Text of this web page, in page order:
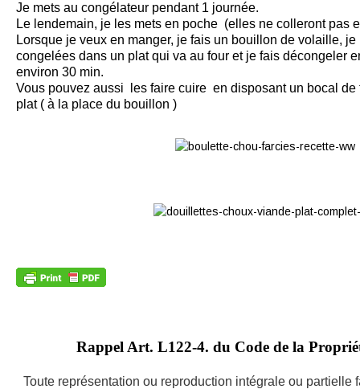
Je mets au congélateur pendant 1 journée.
Le lendemain, je les mets en poche (elles ne colleront pas
Lorsque je veux en manger, je fais un bouillon de volaille,
congelées dans un plat qui va au four et je fais décongeler
environ 30 min.
Vous pouvez aussi les faire cuire en disposant un bocal de
plat ( à la place du bouillon )
Rappel Art. L122-4. du Code de la
Toute représentation ou reproduction intégrale ou partielle